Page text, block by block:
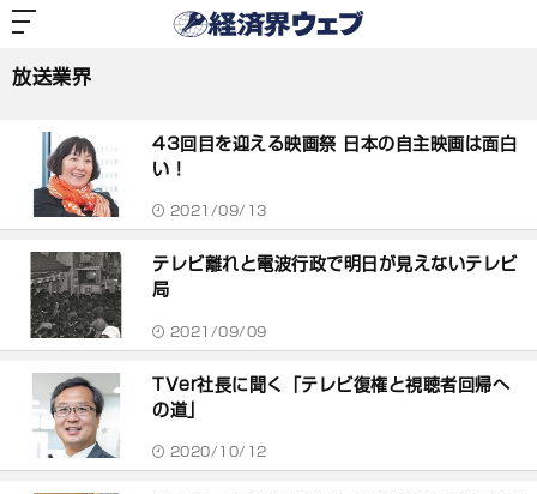
放送業界
43回目を迎える映画祭 日本の自主映画は面白
い！
2021/09/13
テレビ離れと電波行政で明日が見えないテレビ
局
2021/09/09
TVer社長に聞く「テレビ復権と視聴者回帰へ
の道」
2020/10/12